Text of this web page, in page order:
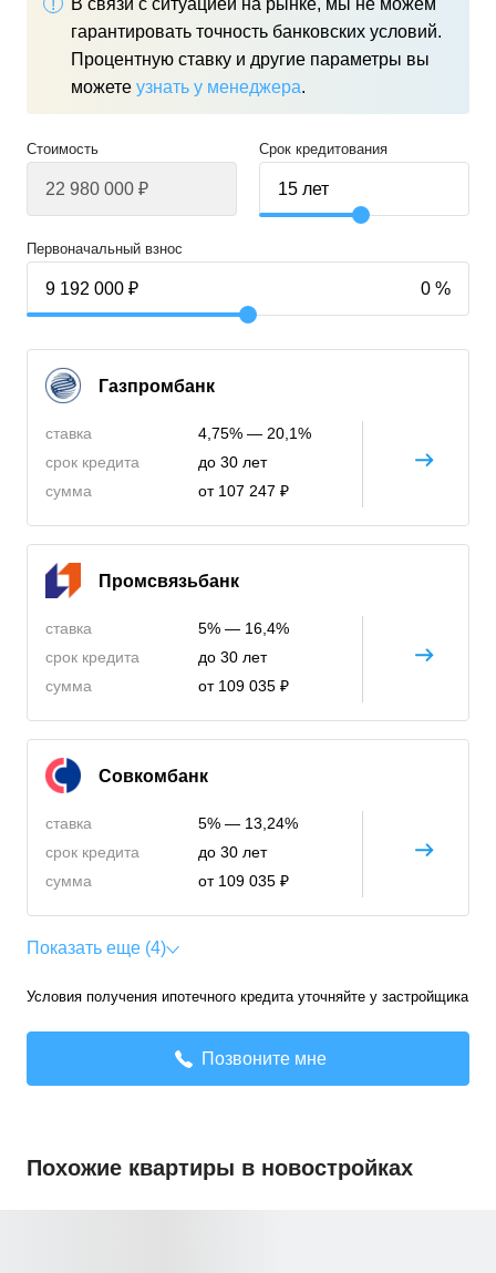
В связи с ситуацией на рынке, мы не можем
гарантировать точность банковских условий.
Процентную ставку и другие параметры вы
можете узнать у менеджера.
Стоимость
Первоначальный взнос
Срок кредитования
Газпромбанк
ставка
срок кредита
сумма
4,75% — 20,1%
до 30 лет
от 107 247 ₽
Промсвязьбанк
ставка
срок кредита
сумма
5% — 16,4%
до 30 лет
от 109 035 ₽
Совкомбанк
ставка
срок кредита
сумма
5% — 13,24%
до 30 лет
от 109 035 ₽
Показать еще (4)
Условия получения ипотечного кредита уточняйте у застройщика
Позвоните мне
Похожие квартиры в новостройках